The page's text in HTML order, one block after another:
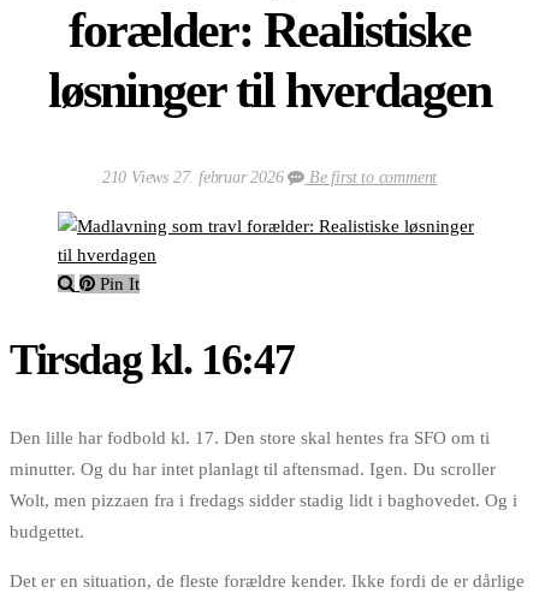
forælder: Realistiske
løsninger til hverdagen
210 Views 27. februar 2026 Be first to comment
Pin It
Tirsdag kl. 16:47
Den lille har fodbold kl. 17. Den store skal hentes fra SFO om ti
minutter. Og du har intet planlagt til aftensmad. Igen. Du scroller
Wolt, men pizzaen fra i fredags sidder stadig lidt i baghovedet. Og i
budgettet.
Det er en situation, de fleste forældre kender. Ikke fordi de er dårlige